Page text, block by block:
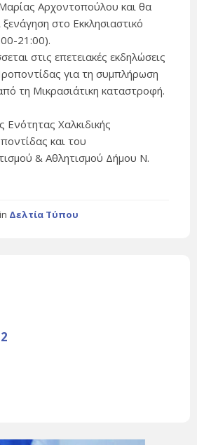
Αρχοντοπούλου και θα
στο Εκκλησιαστικό
21:00).
στις επετειακές εκδηλώσεις
για τη συμπλήρωση
τη Μικρασιάτικη καταστροφή.
Ενότητας Χαλκιδικής
και του
& Αθλητισμού Δήμου Ν.
in Δελτία Τύπου